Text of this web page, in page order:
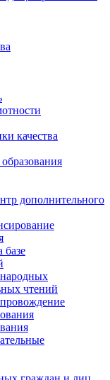
качества
дополнительного
чтений